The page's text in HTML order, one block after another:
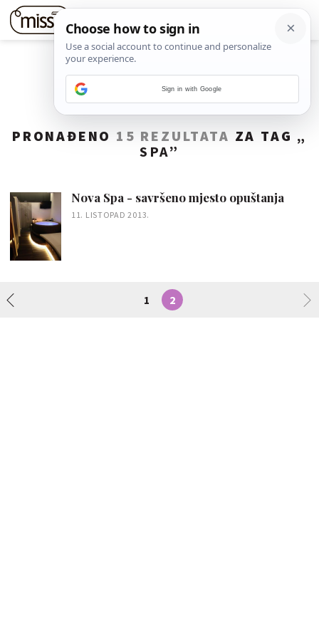
PRONAĐENO 15 REZULTATA ZA TAG „
SPA”
Nova Spa - savršeno mjesto opuštanja
11. LISTOPAD 2013.
1 2
Sign in with Google